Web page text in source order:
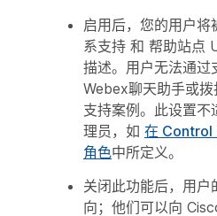
启用后，您的用户将
系支持 和 帮助站点
描述。用户无法通过
Webex聊天助手或
支持案例。此设置
理员，如 在 Control
角色中所定义。
关闭此功能后，用户
向；他们可以向